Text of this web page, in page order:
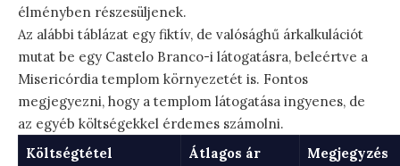
élményben részesüljenek.
Az alábbi táblázat egy fiktív, de valósághű árkalkulációt
mutat be egy Castelo Branco-i látogatásra, beleértve a
Misericórdia templom környezetét is. Fontos
megjegyezni, hogy a templom látogatása ingyenes, de
az egyéb költségekkel érdemes számolni.
Költségtétel
Átlagos ár
Megjegyzés